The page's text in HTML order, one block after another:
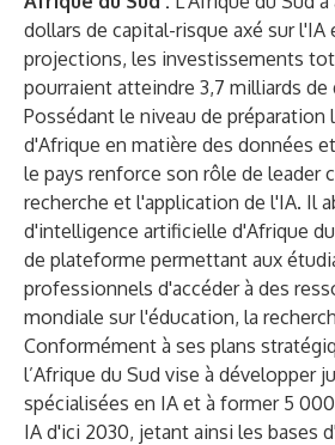
dollars de capital-risque axé sur l'IA
projections, les investissements
pourraient atteindre 3,7 milliards de
Possédant le niveau de préparation
d'Afrique en matière des données
le pays renforce son rôle de leader
recherche et l'application de l'IA. Il
d'intelligence artificielle d'Afrique
de plateforme permettant aux
professionnels d'accéder à des
mondiale sur l'éducation, la
Conformément à ses plans
l’Afrique du Sud vise à développer
spécialisées en IA et à former 5
IA d'ici 2030, jetant ainsi les bases